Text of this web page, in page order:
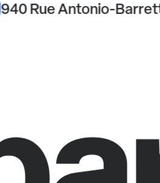
940 Rue Antonio-